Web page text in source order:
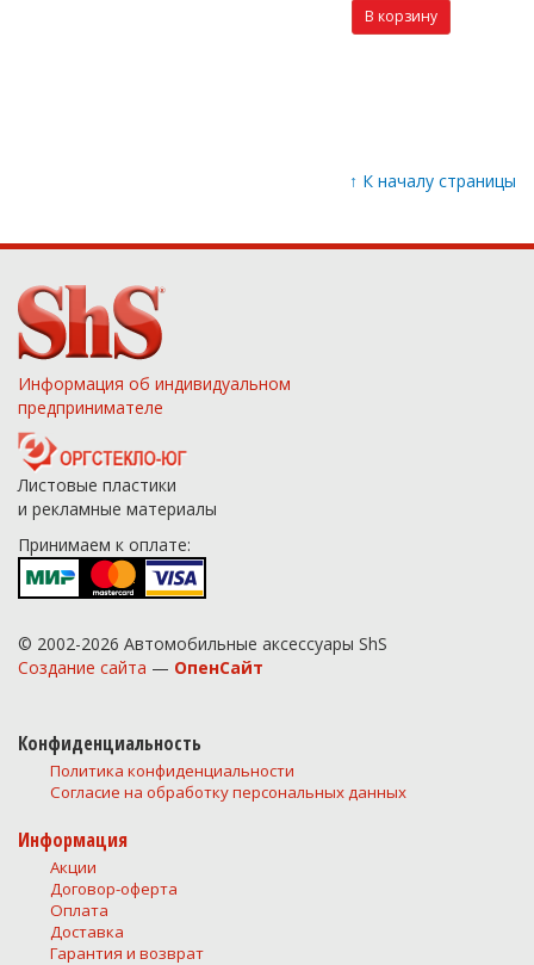
↑ К началу страницы
Информация об индивидуальном
предпринимателе
Листовые пластики
и рекламные материалы
Принимаем к оплате:
© 2002-2026 Автомобильные аксессуары ShS
Создание сайта — ОпенСайт
Конфиденциальность
Политика конфиденциальности
Согласие на обработку персональных данных
Информация
Акции
Договор-оферта
Оплата
Доставка
Гарантия и возврат